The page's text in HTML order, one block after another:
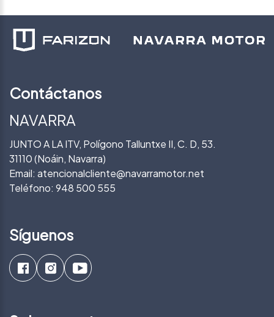
Contáctanos
NAVARRA
JUNTO A LA ITV, Polígono Talluntxe II, C. D, 53.
31110 (Noáin, Navarra)
Email: atencionalcliente@navarramotor.net
Teléfono: 948 500 555
Síguenos